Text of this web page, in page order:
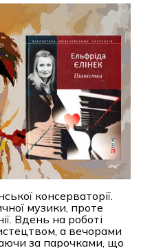
консерваторії.
музики, проте
Вдень на роботі
а вечорами
за парочками, що